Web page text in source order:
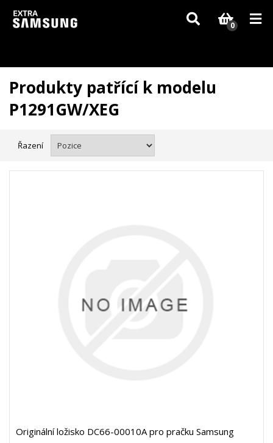
Vzhledem k aktuální situaci se může dodání dílů, které nejsou skladem,
zpozdit. Děkujeme za pochopení.
0
Produkty patřící k modelu
P1291GW/XEG
Řazení
Originální ložisko DC66-00010A pro pračku Samsung